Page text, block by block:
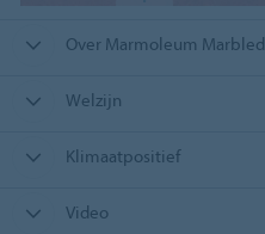
Over Marmoleum Marbled
Welzijn
Klimaatpositief
Video